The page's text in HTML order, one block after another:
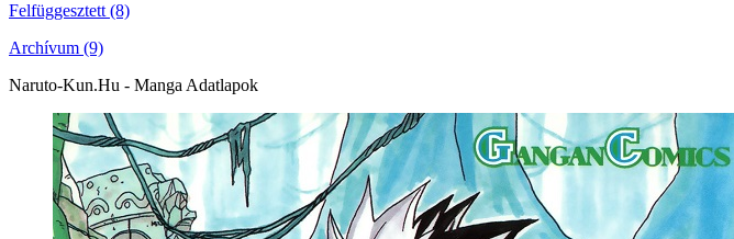
Felfüggesztett (8)
Archívum (9)
Naruto-Kun.Hu - Manga Adatlapok